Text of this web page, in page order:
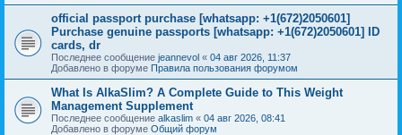
official passport purchase [whatsapp: +1(672)2050601]
Purchase genuine passports [whatsapp: +1(672)2050601] ID
cards, dr
Последнее сообщение jeannevol « 04 авг 2026, 11:37
Добавлено в форуме Правила пользования форумом
What Is AlkaSlim? A Complete Guide to This Weight
Management Supplement
Последнее сообщение alkaslim « 04 авг 2026, 08:41
Добавлено в форуме Общий форум